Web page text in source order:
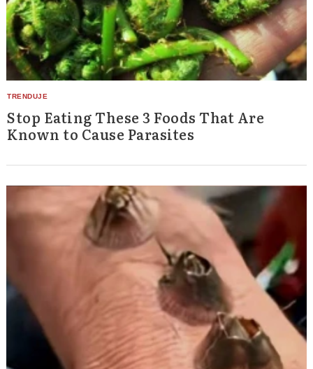
Stop Eating These 3 Foods That Are
Known to Cause Parasites